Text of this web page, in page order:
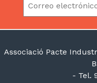
Associació Pacte
- Tel.